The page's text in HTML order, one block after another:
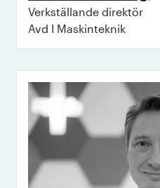
Verkställande direktör
Avd I Maskinteknik